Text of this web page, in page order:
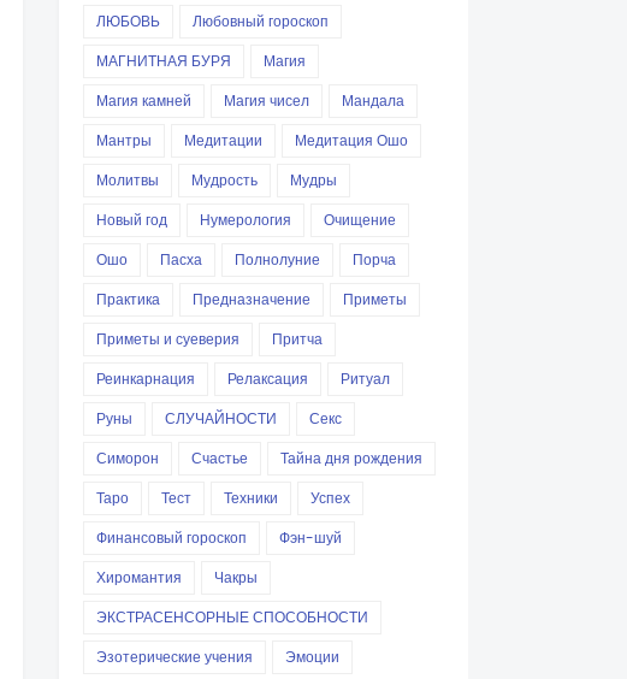
ЛЮБОВЬ
Любовный гороскоп
МАГНИТНАЯ БУРЯ
Магия
Магия камней
Магия чисел
Мандала
Мантры
Медитации
Медитация Ошо
Молитвы
Мудрость
Мудры
Новый год
Нумерология
Очищение
Ошо
Пасха Полнолуние
Порча
Практика
Предназначение
Приметы
Приметы и суеверия
Притча
Реинкарнация
Релаксация
Ритуал
Руны
СЛУЧАЙНОСТИ
Секс
Симорон
Счастье
Тайна дня рождения
Таро
Тест Техники
Успех
Финансовый гороскоп
Фэн-шуй
Хиромантия
Чакры
ЭКСТРАСЕНСОРНЫЕ СПОСОБНОСТИ
Эзотерические учения
Эмоции